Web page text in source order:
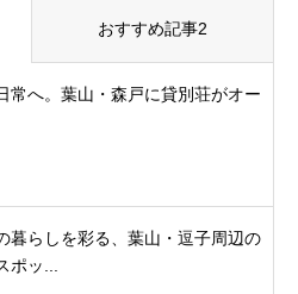
おすすめ記事2
常へ。葉山・森戸に貸別荘がオー
暮らしを彩る、葉山・逗子周辺の
ポッ...